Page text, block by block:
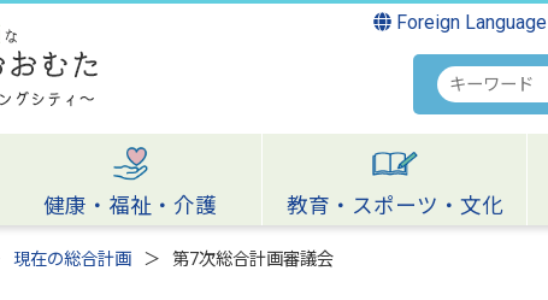
Foreign Language
検
索
キ
ワ
ー
健康・福祉・介護 教育・スポーツ・文化
現在の総合計画 第7次総合計画審議会